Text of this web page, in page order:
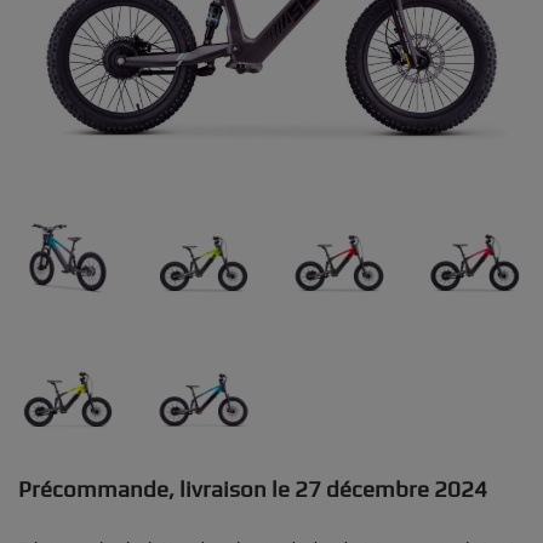
Précommande, livraison le 27 décembre 2024